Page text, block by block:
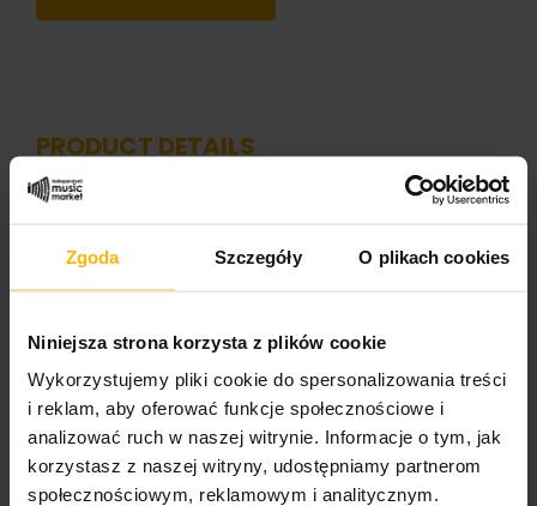
Zgoda Szczegóły O plikach cookies
Niniejsza strona korzysta z plików cookie
Wykorzystujemy pliki cookie do spersonalizowania treści
i reklam, aby oferować funkcje społecznościowe i
analizować ruch w naszej witrynie. Informacje o tym, jak
korzystasz z naszej witryny, udostępniamy partnerom
społecznościowym, reklamowym i analitycznym.
PRODUCT DETAILS
Loonypark
Egoist
Media format
CD
Cover format: